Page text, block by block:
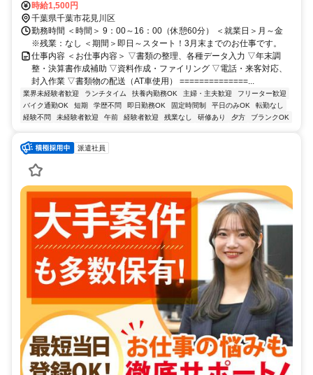
分 ※自転車通勤OK
時給1,500円
千葉県千葉市花見川区
勤務時間 ＜時間＞ 9：00～16：00（休憩60分） ＜就業日＞月～金
※残業：なし ＜期間＞即日～スタート！3月末までのお仕事です。
仕事内容 ＜お仕事内容＞ ▽書類の整理、各種データ入力 ▽年末調
整・決算書作成補助 ▽資料作成・ファイリング ▽電話・来客対応、
封入作業 ▽書類物の配送（AT車使用） ==============...
業界未経験者歓迎 ランチタイム 扶養内勤務OK 主婦・主夫歓迎
フリーター歓迎
バイク通勤OK
短期 学歴不問 即日勤務OK 固定時間制 平日のみOK
転勤なし
経験不問
未経験者歓迎 午前 経験者歓迎 残業なし 研修あり 夕方 ブランクOK
派遣社員